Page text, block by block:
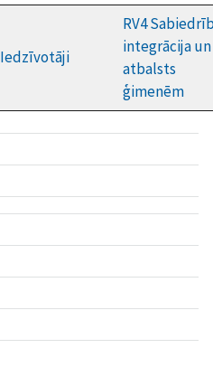
Iedzīvotāji
RV4
integrācija un
atbalsts
ģimenēm